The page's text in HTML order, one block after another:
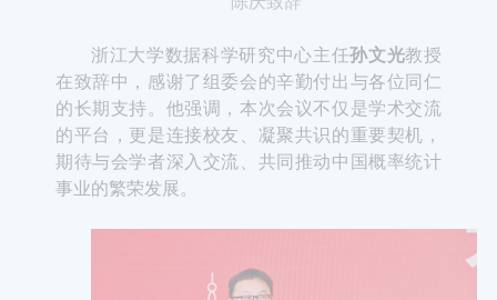
浙江大学数据科学研究中心主任
的长期支持。他强调，本次会议不仅是学术交流
的平台，更是连接校友、凝聚共识的重要契机，
期待与会学者深入交流、共同推动中国概率统计
事业的繁荣发展。